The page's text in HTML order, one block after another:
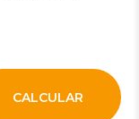
CALCULAR